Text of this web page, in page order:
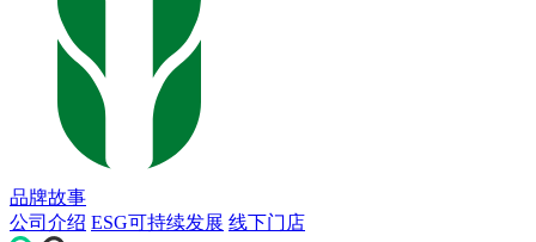
品牌故事
公司介绍 ESG可持续发展 线下门店